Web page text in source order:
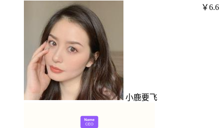
小鹿要飞
￥6.6